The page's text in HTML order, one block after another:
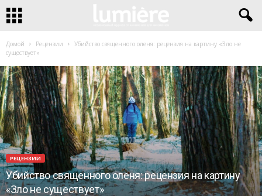
Домой Рецензии
Убийство священного оленя: рецензия на картину «Зло не
существует»
РЕЦЕНЗИИ
Убийство священного оленя: рецензия на картину
«Зло не существует»